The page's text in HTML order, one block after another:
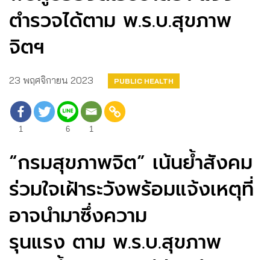
ตำรวจได้ตาม พ.ร.บ.สุขภาพ
จิตฯ
23 พฤศจิกายน 2023 PUBLIC HEALTH
1 6 1
“กรมสุขภาพจิต” เน้นย้ำสังคม
ร่วมใจเฝ้าระวังพร้อมแจ้งเหตุที่
อาจนำมาซึ่งความ
รุนแรง ตาม พ.ร.บ.สุขภาพ